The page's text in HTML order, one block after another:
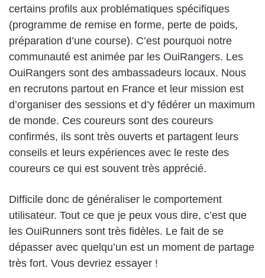
certains profils aux problématiques spécifiques
(programme de remise en forme, perte de poids,
préparation d’une course). C’est pourquoi notre
communauté est animée par les OuiRangers. Les
OuiRangers sont des ambassadeurs locaux. Nous
en recrutons partout en France et leur mission est
d’organiser des sessions et d’y fédérer un maximum
de monde. Ces coureurs sont des coureurs
confirmés, ils sont très ouverts et partagent leurs
conseils et leurs expériences avec le reste des
coureurs ce qui est souvent très apprécié.
Difficile donc de généraliser le comportement
utilisateur. Tout ce que je peux vous dire, c’est que
les OuiRunners sont très fidèles. Le fait de se
dépasser avec quelqu’un est un moment de partage
très fort. Vous devriez essayer !